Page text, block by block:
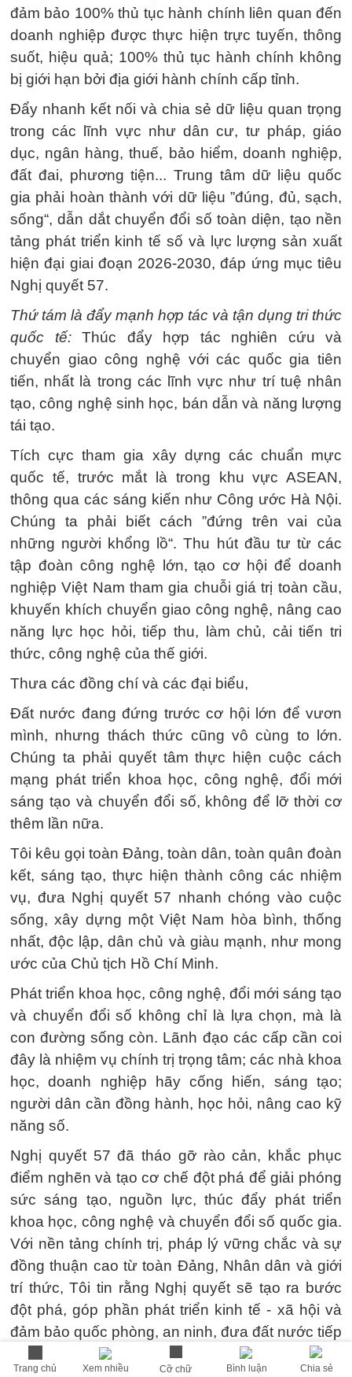
Trang chủ Xem nhiều Cỡ chữ Bình luận Chia sẻ
đảm bảo 100% thủ tục hành chính liên quan đến
doanh nghiệp được thực hiện trực tuyến, thông
suốt, hiệu quả; 100% thủ tục hành chính không
bị giới hạn bởi địa giới hành chính cấp tỉnh.
Đẩy nhanh kết nối và chia sẻ dữ liệu quan trọng
trong các lĩnh vực như dân cư, tư pháp, giáo
dục, ngân hàng, thuế, bảo hiểm, doanh nghiệp,
đất đai, phương tiện... Trung tâm dữ liệu quốc
gia phải hoàn thành với dữ liệu ”đúng, đủ, sạch,
sống“, dẫn dắt chuyển đổi số toàn diện, tạo nền
tảng phát triển kinh tế số và lực lượng sản xuất
hiện đại giai đoạn 2026-2030, đáp ứng mục tiêu
Nghị quyết 57.
Thứ tám là đẩy mạnh hợp tác và tận dụng tri thức
quốc tế:Thúc đẩy hợp tác nghiên cứu và
chuyển giao công nghệ với các quốc gia tiên
tiến, nhất là trong các lĩnh vực như trí tuệ nhân
tạo, công nghệ sinh học, bán dẫn và năng lượng
tái tạo.
Tích cực tham gia xây dựng các chuẩn mực
quốc tế, trước mắt là trong khu vực ASEAN,
thông qua các sáng kiến như Công ước Hà Nội.
Chúng ta phải biết cách ”đứng trên vai của
những người khổng lồ“. Thu hút đầu tư từ các
tập đoàn công nghệ lớn, tạo cơ hội để doanh
nghiệp Việt Nam tham gia chuỗi giá trị toàn cầu,
khuyến khích chuyển giao công nghệ, nâng cao
năng lực học hỏi, tiếp thu, làm chủ, cải tiến tri
thức, công nghệ của thế giới.
Thưa các đồng chí và các đại biểu,
Đất nước đang đứng trước cơ hội lớn để vươn
mình, nhưng thách thức cũng vô cùng to lớn.
Chúng ta phải quyết tâm thực hiện cuộc cách
mạng phát triển khoa học, công nghệ, đổi mới
sáng tạo và chuyển đổi số, không để lỡ thời cơ
thêm lần nữa.
Tôi kêu gọi toàn Đảng, toàn dân, toàn quân đoàn
kết, sáng tạo, thực hiện thành công các nhiệm
vụ, đưa Nghị quyết 57 nhanh chóng vào cuộc
sống, xây dựng một Việt Nam hòa bình, thống
nhất, độc lập, dân chủ và giàu mạnh, như mong
ước của Chủ tịch Hồ Chí Minh.
Phát triển khoa học, công nghệ, đổi mới sáng tạo
và chuyển đổi số không chỉ là lựa chọn, mà là
con đường sống còn. Lãnh đạo các cấp cần coi
đây là nhiệm vụ chính trị trọng tâm; các nhà khoa
học, doanh nghiệp hãy cống hiến, sáng tạo;
người dân cần đồng hành, học hỏi, nâng cao kỹ
năng số.
Nghị quyết 57 đã tháo gỡ rào cản, khắc phục
điểm nghẽn và tạo cơ chế đột phá để giải phóng
sức sáng tạo, nguồn lực, thúc đẩy phát triển
khoa học, công nghệ và chuyển đổi số quốc gia.
Với nền tảng chính trị, pháp lý vững chắc và sự
đồng thuận cao từ toàn Đảng, Nhân dân và giới
trí thức, Tôi tin rằng Nghị quyết sẽ tạo ra bước
đột phá, góp phần phát triển kinh tế - xã hội và
đảm bảo quốc phòng, an ninh, đưa đất nước tiếp
tục phát triển bền vững.